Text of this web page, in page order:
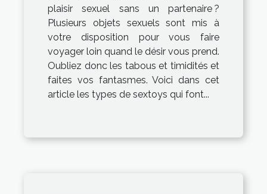
plaisir sexuel sans un partenaire ?
Plusieurs objets sexuels sont mis à
votre disposition pour vous faire
voyager loin quand le désir vous prend.
Oubliez donc les tabous et timidités et
faites vos fantasmes. Voici dans cet
article les types de sextoys qui font...